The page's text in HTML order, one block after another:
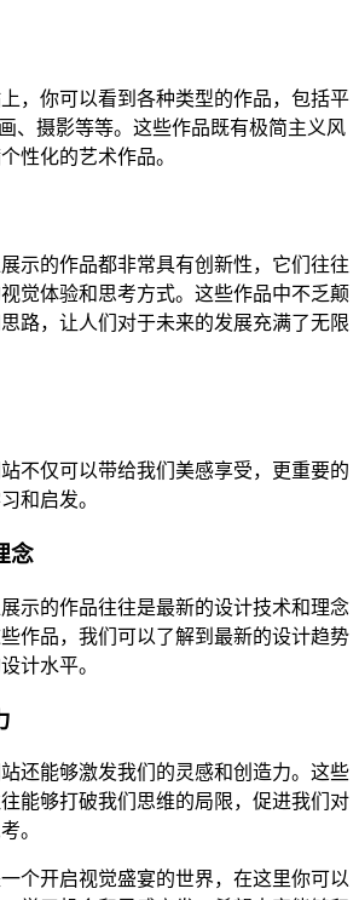
，你可以看到各种类型的作品，包括平
、摄影等等。这些作品既有极简主义风
性化的艺术作品。
示的作品都非常具有创新性，它们往往
觉体验和思考方式。这些作品中不乏颠
路，让人们对于未来的发展充满了无限
不仅可以带给我们美感享受，更重要的
和启发。
念
示的作品往往是最新的设计技术和理念
作品，我们可以了解到最新的设计趋势
计水平。
还能够激发我们的灵感和创造力。这些
能够打破我们思维的局限，促进我们对
。
个开启视觉盛宴的世界，在这里你可以